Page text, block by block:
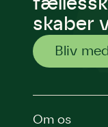
skaber
Bliv
Om os